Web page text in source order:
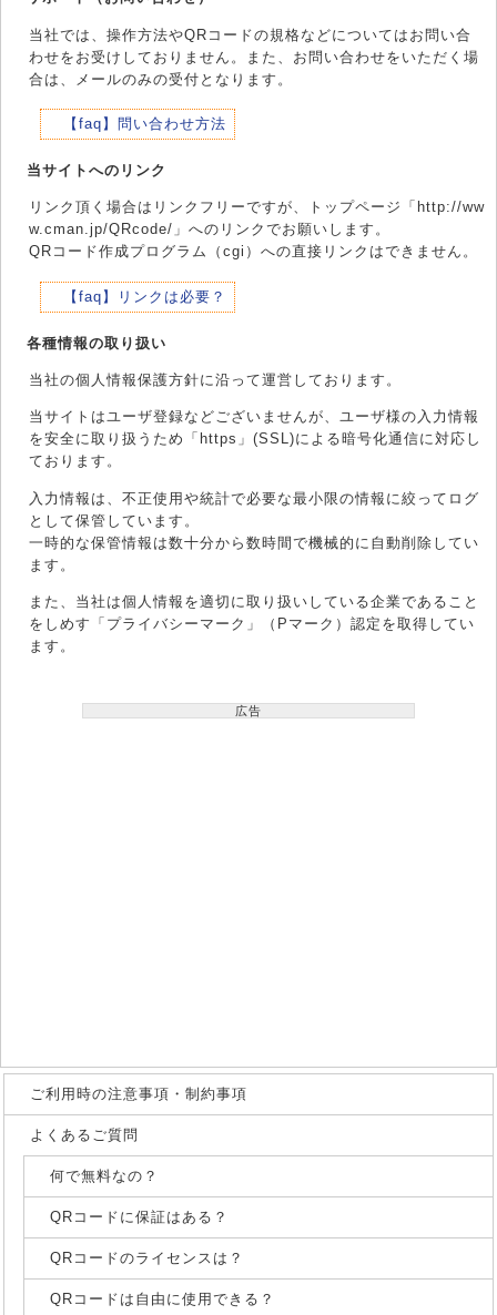
当社では、操作方法やQRコードの規格などについてはお問い合
わせをお受けしておりません。また、お問い合わせをいただく場
合は、メールのみの受付となります。
【faq】問い合わせ方法
当サイトへのリンク
リンク頂く場合はリンクフリーですが、トップページ「http://ww
w.cman.jp/QRcode/」へのリンクでお願いします。
QRコード作成プログラム（cgi）への直接リンクはできません。
【faq】リンクは必要？
各種情報の取り扱い
当社の個人情報保護方針に沿って運営しております。
当サイトはユーザ登録などございませんが、ユーザ様の入力情報
を安全に取り扱うため「https」(SSL)による暗号化通信に対応し
ております。
入力情報は、不正使用や統計で必要な最小限の情報に絞ってログ
として保管しています。
一時的な保管情報は数十分から数時間で機械的に自動削除してい
ます。
また、当社は個人情報を適切に取り扱いしている企業であること
をしめす「プライバシーマーク」（Pマーク）認定を取得してい
ます。
広告
ご利用時の注意事項・制約事項
よくあるご質問
何で無料なの？
QRコードに保証はある？
QRコードのライセンスは？
QRコードは自由に使用できる？